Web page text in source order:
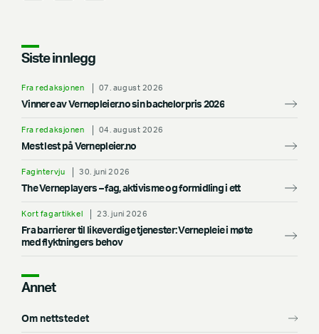
Siste innlegg
Fra redaksjonen 07. august 2026
Vinnere av Vernepleier.no sin bachelorpris 2026
Fra redaksjonen 04. august 2026
Mest lest på Vernepleier.no
Fagintervju 30. juni 2026
The Verneplayers – fag, aktivisme og formidling i ett
Kort fagartikkel 23. juni 2026
Fra barrierer til likeverdige tjenester: Vernepleie i møte
med flyktningers behov
Annet
Om nettstedet